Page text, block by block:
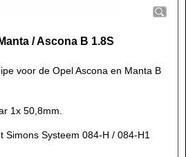
/ Ascona B 1.8S
voor de Opel Ascona en Manta B
1x 50,8mm.
Simons Systeem 084-H / 084-H1